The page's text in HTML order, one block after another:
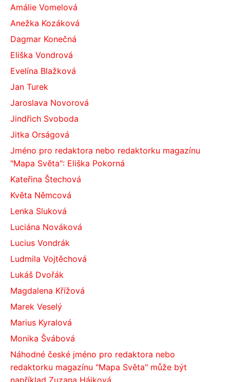
Amálie Vomelová
Anežka Kozáková
Dagmar Konečná
Eliška Vondrová
Evelína Blažková
Jan Turek
Jaroslava Novorová
Jindřich Svoboda
Jitka Orságová
Jméno pro redaktora nebo redaktorku magazínu
"Mapa Světa": Eliška Pokorná
Kateřina Štechová
Květa Němcová
Lenka Sluková
Luciána Nováková
Lucius Vondrák
Ludmila Vojtěchová
Lukáš Dvořák
Magdalena Křížová
Marek Veselý
Marius Kyralová
Monika Švábová
Náhodné české jméno pro redaktora nebo
redaktorku magazínu "Mapa Světa" může být